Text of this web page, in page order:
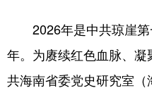
2026年是中共琼崖第
年。为赓续红色血脉、
共海南省委党史研究室